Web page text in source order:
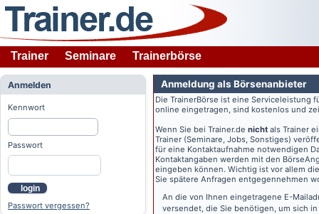
Trainer Seminare Trainerbörse
Anmelden
Kennwort
Passwort
login
Passwort vergessen?
Anmeldung als Börsenanbieter
Die TrainerBörse ist eine Serviceleistung
online eingetragen, sind kostenlos und
Wenn Sie bei Trainer.de nicht als Trainer
Trainer (Seminare, Jobs, Sonstiges)
für eine Kontaktaufnahme notwendigen
Kontaktangaben werden mit den
eingeben können. Wichtig ist vor allem
Sie spätere Anfragen entgegennehmen
An die von Ihnen eingetragene E-
versendet, die Sie benötigen, um sich